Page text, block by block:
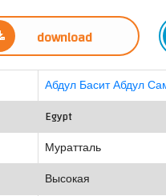
download
Абдул Басит Абдул
Egypt
Муратталь
Высокая